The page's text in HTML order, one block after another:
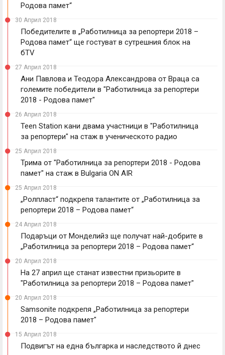
Родова памет“
30 Април 2018
Победителите в „Работилница за репортери 2018 –
Родова памет“ ще гостуват в сутрешния блок на
бTV
27 Април 2018
Ани Павлова и Теодора Александрова от Враца са
големите победители в "Работилница за репортери
2018 - Родова памет"
26 Април 2018
Teen Station кани двама участници в "Работилница
за репортери" на стаж в ученическото радио
25 Април 2018
Трима от "Работилница за репортери 2018 - Родова
памет" на стаж в Bulgaria ON AIR
25 Април 2018
„Ролпласт“ подкрепя талантите от „Работилница за
репортери 2018 – Родова памет“
24 Април 2018
Подаръци от Монделийз ще получат най-добрите в
„Работилница за репортери 2018 – Родова памет“
20 Април 2018
На 27 април ще станат известни призьорите в
"Работилница за репортери 2018 – Родова памет"
20 Април 2018
Samsonite подкрепя „Работилница за репортери
2018 – Родова памет"
15 Април 2018
Подвигът на една българка и наследството й днес